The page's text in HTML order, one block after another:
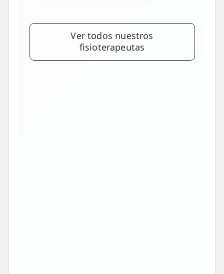
Ver todos nuestros
fisioterapeutas